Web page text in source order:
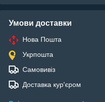
Умови доставки
Нова Пошта
Укрпошта
Самовивіз
Доставка кур'єром